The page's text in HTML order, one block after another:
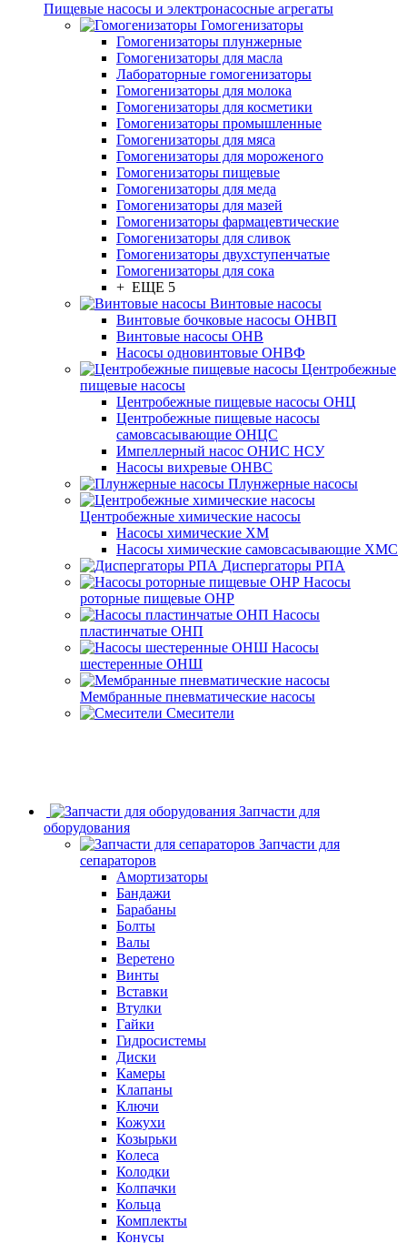
Пищевые насосы и электронасосные агрегаты
Гомогенизаторы
Гомогенизаторы плунжерные
Гомогенизаторы для масла
Лабораторные гомогенизаторы
Гомогенизаторы для молока
Гомогенизаторы для косметики
Гомогенизаторы промышленные
Гомогенизаторы для мяса
Гомогенизаторы для мороженого
Гомогенизаторы пищевые
Гомогенизаторы для меда
Гомогенизаторы для мазей
Гомогенизаторы фармацевтические
Гомогенизаторы для сливок
Гомогенизаторы двухступенчатые
Гомогенизаторы для сока
+ ЕЩЕ 5
Винтовые насосы
Винтовые бочковые насосы ОНВП
Винтовые насосы ОНВ
Насосы одновинтовые ОНВФ
Центробежные
пищевые насосы
Центробежные пищевые насосы ОНЦ
Центробежные пищевые насосы
самовсасывающие ОНЦС
Импеллерный насос ОНИС НСУ
Насосы вихревые ОНВС
Плунжерные насосы
Центробежные химические насосы
Насосы химические ХМ
Насосы химические самовсасывающие ХМС
Диспергаторы РПА
Насосы
роторные пищевые ОНР
Насосы
пластинчатые ОНП
Насосы
шестеренные ОНШ
Мембранные пневматические насосы
Смесители
Запчасти для
оборудования
Запчасти для
сепараторов
Амортизаторы
Бандажи
Барабаны
Болты
Валы
Веретено
Винты
Вставки
Втулки
Гайки
Гидросистемы
Диски
Камеры
Клапаны
Ключи
Кожухи
Козырьки
Колеса
Колодки
Колпачки
Кольца
Комплекты
Конусы